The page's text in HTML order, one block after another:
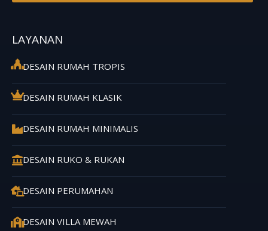
LAYANAN
DESAIN RUMAH TROPIS
DESAIN RUMAH KLASIK
DESAIN RUMAH MINIMALIS
DESAIN RUKO & RUKAN
DESAIN PERUMAHAN
DESAIN VILLA MEWAH